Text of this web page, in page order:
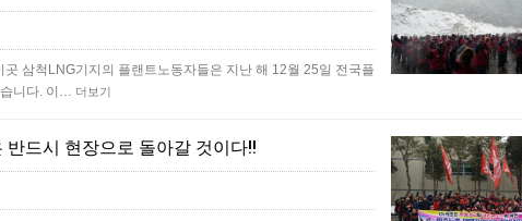
삼척LNG기지의 플랜트노동자들은 지난 해 12월 25일 전국플
습니다. 이… 더보기
드시 현장으로 돌아갈 것이다!!